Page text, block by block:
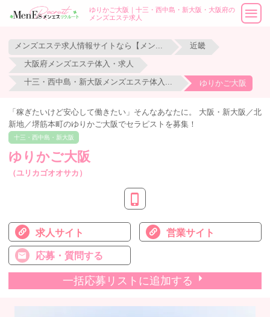
ゆりかご大阪｜十三・西中島・新大阪・大阪府の
メンズエステ求人
近畿
大阪府メンズエステ体入・求人
ゆりかご大阪
「稼ぎたいけど安心して働きたい」そんなあなたに。 大阪・新大阪／北
新地／堺筋本町のゆりかご大阪でセラピストを募集！
十三・西中島・新大阪
ゆりかご大阪
（ユリカゴオオサカ）
求人サイト 営業サイト
応募・質問する
一括応募リストに追加する